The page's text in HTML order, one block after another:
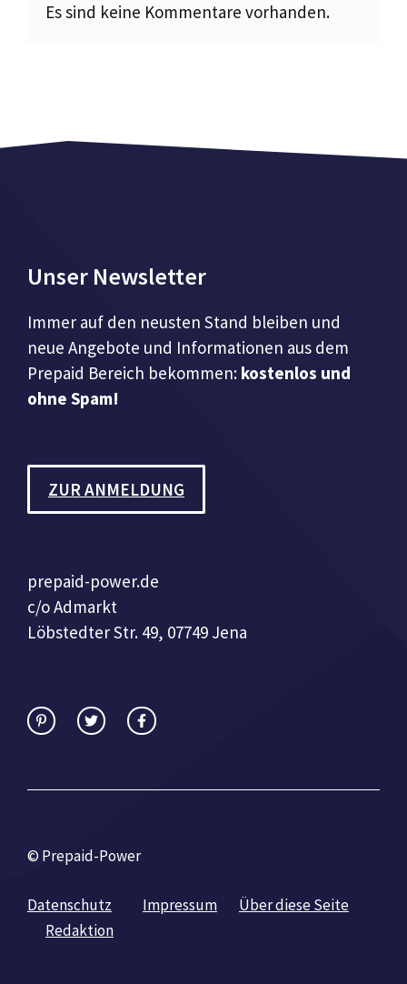
Es sind keine Kommentare vorhanden.
Unser Newsletter
Immer auf den neusten Stand bleiben und
neue Angebote und Informationen aus dem
Prepaid Bereich bekommen: kostenlos und
ohne Spam!
ZUR ANMELDUNG
prepaid-power.de
c/o Admarkt
Löbstedter Str. 49, 07749 Jena
© Prepaid-Power
Datenschutz Impressum
Über diese Seite
Redaktion